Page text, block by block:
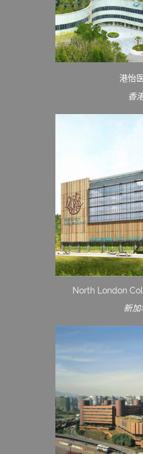
港怡
香
North London
新加